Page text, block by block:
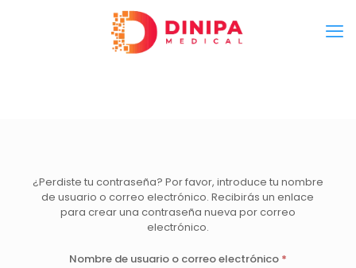
¿Perdiste tu contraseña? Por favor, introduce tu nombre
de usuario o correo electrónico. Recibirás un enlace
para crear una contraseña nueva por correo
electrónico.
Nombre de usuario o correo electrónico *Obligatorio
Alternative: